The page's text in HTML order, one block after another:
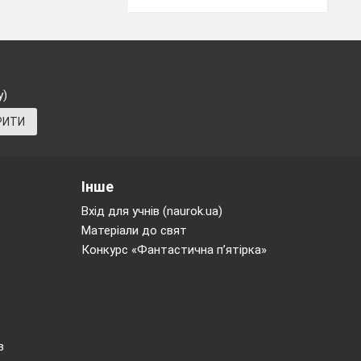
десятки
обов'язкове.
як духу.
Там
повинні
Інше
Вхід для учнів (naurok.ua)
Матеріали до свят
Конкурс «Фантастична п’ятірка»